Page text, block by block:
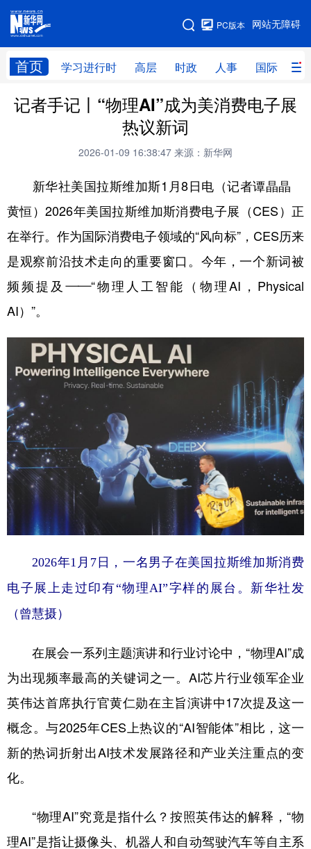
网站无障碍
PC版本
首页 学习进行时 高层 时政 人事 国际 财
网站地图
学习进行时 高层 时政 人事
财经 网评
科技 科创 量子 体育
书画 健康
法律 中央文件
学术中国 乡村振兴 银龄 溯源中国
城市 旅游 能源
彩票 娱乐 悦读
公益 一带一路 亚太网 上市公司
文化产业
地方频道
北京 天津 河北 山西
辽宁 吉林 上海 江苏
浙江 安徽 福建 江西
广东 广西 海南 重庆
四川 贵州 云南 西藏
陕西 甘肃 青海 宁夏
English Español Français عربى
记者手记丨“物理AI”成为美消费电子展
热议新词
2026-01-09 16:38:47 来源：新华网
新华社美国拉斯维加斯1月8日电（记者谭晶晶
黄恒）2026年美国拉斯维加斯消费电子展（CES）正
在举行。作为国际消费电子领域的“风向标”，CES历来
是观察前沿技术走向的重要窗口。今年，一个新词被
频频提及——“物理人工智能（物理AI，Physical
AI）”。
2026年1月7日，一名男子在美国拉斯维加斯消费
电子展上走过印有“物理AI”字样的展台。新华社发
（曾慧摄）
在展会一系列主题演讲和行业讨论中，“物理AI”成
为出现频率最高的关键词之一。AI芯片行业领军企业
英伟达首席执行官黄仁勋在主旨演讲中17次提及这一
概念。与2025年CES上热议的“AI智能体”相比，这一
新的热词折射出AI技术发展路径和产业关注重点的变
化。
“物理AI”究竟是指什么？按照英伟达的解释，“物
理AI”是指让摄像头、机器人和自动驾驶汽车等自主系